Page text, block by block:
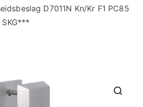
D7011N Kn/Kr F1 PC85